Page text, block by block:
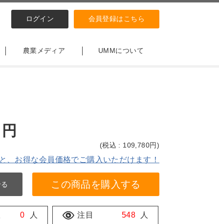
ログイン 会員登録はこちら
農業メディア UMMについて
円
(税込 : 109,780円)
、お得な会員価格でご購入いただけます！
この商品を購入する
0 人 注目 548 人